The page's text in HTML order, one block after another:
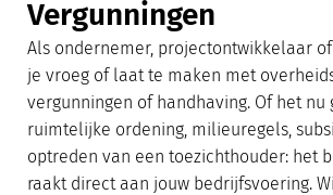
Vergunningen
Als ondernemer, projectontwikkelaar
je vroeg of laat te maken met
vergunningen of handhaving. Of het nu
ruimtelijke ordening, milieuregels,
optreden van een toezichthouder: het
raakt direct aan jouw bedrijfsvoering.